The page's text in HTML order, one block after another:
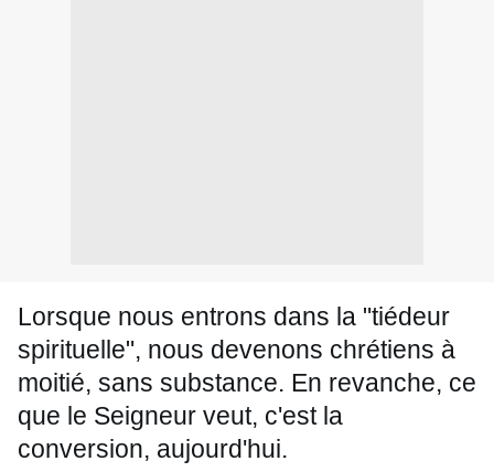
Lorsque nous entrons dans la "tiédeur
spirituelle", nous devenons chrétiens à
moitié, sans substance. En revanche, ce
que le Seigneur veut, c'est la
conversion, aujourd'hui.